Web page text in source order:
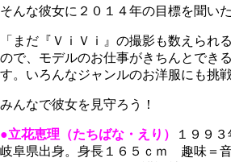
そんな彼女に２０１４年の目標を聞いた
「まだ『ＶｉＶｉ』の撮影も数えられ
ので、モデルのお仕事がきちんとでき
す。いろんなジャンルのお洋服にも挑
みんなで彼女を見守ろう！
●立花恵理（たちばな・えり）
１９９
岐阜県出身。身長１６５ｃｍ 趣味＝